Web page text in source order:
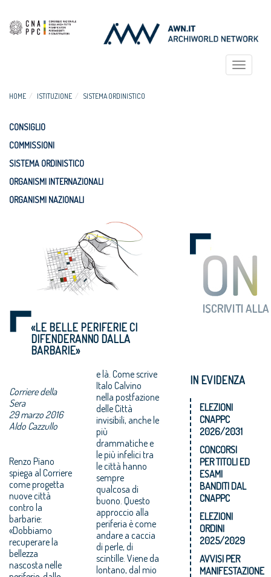
Toggle
HOME ISTITUZIONE SISTEMA ORDINISTICO
CONSIGLIO
COMMISSIONI
SISTEMA ORDINISTICO
ORGANISMI INTERNAZIONALI
ORGANISMI NAZIONALI
«LE BELLE PERIFERIE CI
DIFENDERANNO DALLA
BARBARIE»
Corriere della
Sera
29 marzo 2016
Aldo Cazzullo
Renzo Piano
spiega al Corriere
come progetta
nuove città
contro la
barbarie:
«Dobbiamo
recuperare la
bellezza
nascosta nelle
e là. Come scrive
Italo Calvino
nella postfazione
delle Città
invisibili, anche le
più
drammatiche e
le più infelici tra
le città hanno
sempre
qualcosa di
buono. Questo
approccio alla
periferia è come
andare a caccia
di perle, di
scintille. Viene da
lontano, dal mio
IN EVIDENZA
ELEZIONI
CNAPPC
2026/2031
CONCORSI
PER TITOLI ED
ESAMI
BANDITI DAL
CNAPPC
ELEZIONI
ORDINI
2025/2029
AVVISI PER
MANIFESTAZIONE